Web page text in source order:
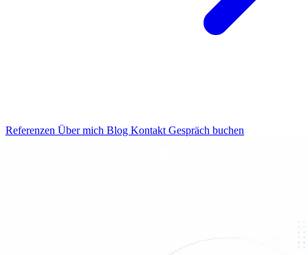
Referenzen Über mich Blog Kontakt Gespräch buchen